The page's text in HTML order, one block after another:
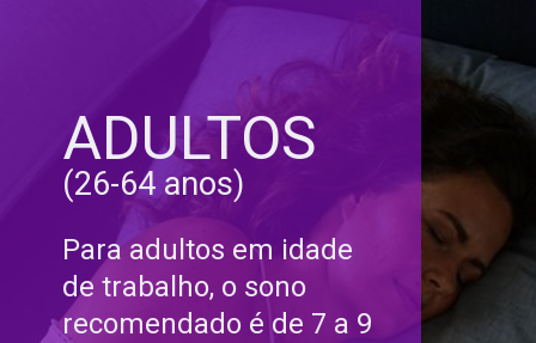
ADULTOS
(26-64 anos)
Para adultos em idade
de trabalho, o sono
recomendado é de 7 a 9